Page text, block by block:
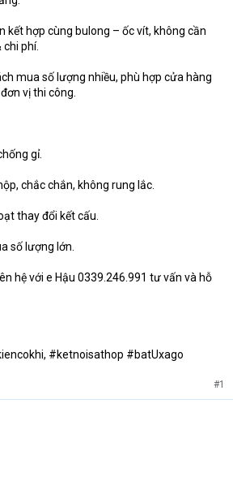
kết hợp cùng bulong – ốc vít, không cần
chi phí.
mua số lượng nhiều, phù hợp cửa hàng
vị thi công.
gỉ.
chắc chắn, không rung lắc.
thay đổi kết cấu.
số lượng lớn.
hệ với e Hậu 0339.246.991 tư vấn và hỗ
#ketnoisathop #batUxago
#1